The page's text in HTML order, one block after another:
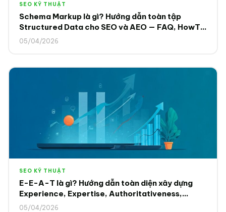
SEO KỸ THUẬT
Schema Markup là gì? Hướng dẫn toàn tập
Structured Data cho SEO và AEO — FAQ, HowTo,
Article Schema 2025
05/04/2026
SEO KỸ THUẬT
E-E-A-T là gì? Hướng dẫn toàn diện xây dựng
Experience, Expertise, Authoritativeness,
Trustworthiness để Google và AI tin tưởng 2025
05/04/2026